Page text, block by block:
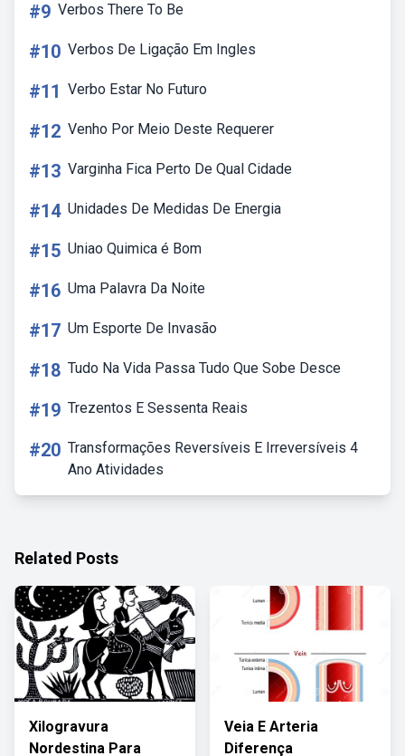
#9 Verbos There To Be
#10 Verbos De Ligação Em Ingles
#11 Verbo Estar No Futuro
#12 Venho Por Meio Deste Requerer
#13 Varginha Fica Perto De Qual Cidade
#14 Unidades De Medidas De Energia
#15 Uniao Quimica é Bom
#16 Uma Palavra Da Noite
#17 Um Esporte De Invasão
#18 Tudo Na Vida Passa Tudo Que Sobe Desce
#19 Trezentos E Sessenta Reais
#20 Transformações Reversíveis E Irreversíveis 4
Ano Atividades
Related Posts
Xilogravura
Nordestina Para
Veia E Arteria
Diferença